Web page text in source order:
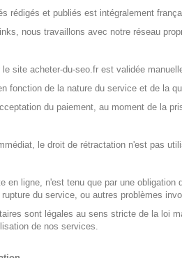
rédigés et publiés est intégralement
nous travaillons avec notre réseau
site acheter-du-seo.fr est validée
fonction de la nature du service et de la
du paiement, au moment de la
le droit de rétractation n'est pas
en ligne, n'est tenu que par une
du service, ou autres problèmes
sont légales au sens stricte de la loi
de nos services.